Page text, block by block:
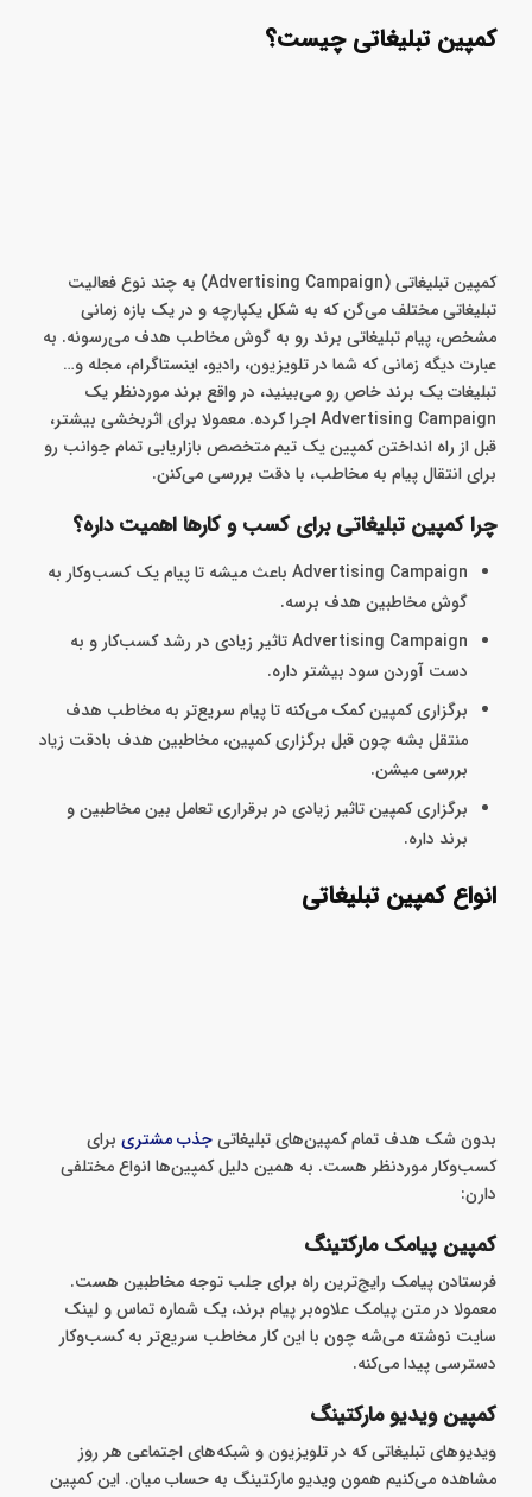
کمپین تبلیغاتی چیست؟
کمپین تبلیغاتی (Advertising Campaign) به چند نوع فعالیت
تبلیغاتی مختلف می‌گن که به شکل یکپارچه و در یک بازه زمانی
مشخص، پیام تبلیغاتی برند رو به گوش مخاطب هدف می‌رسونه. به
عبارت دیگه زمانی که شما در تلویزیون، رادیو، اینستاگرام، مجله و…
تبلیغات یک برند خاص رو می‌بینید، در واقع برند مورد‌نظر یک
Advertising Campaign اجرا کرده. معمولا برای اثر‌بخشی بیشتر،
قبل از راه انداختن کمپین یک تیم متخصص بازاریابی تمام جوانب رو
برای انتقال پیام به مخاطب، با دقت بررسی می‌کنن.
چرا کمپین تبلیغاتی برای کسب و کارها اهمیت داره؟
Advertising Campaign باعث میشه تا پیام یک کسب‌وکار به
گوش مخاطبین هدف برسه.
Advertising Campaign تاثیر زیادی در رشد کسب‌کار و به
دست آوردن سود بیشتر داره.
برگزاری کمپین کمک می‌کنه تا پیام سریع‌تر به مخاطب هدف
منتقل بشه چون قبل برگزاری کمپین، مخاطبین هدف با‌دقت زیاد
بررسی میشن.
برگزاری کمپین تاثیر زیادی در برقراری تعامل بین مخاطبین و
برند داره.
انواع کمپین تبلیغاتی
بدون شک هدف تمام کمپین‌های تبلیغاتی
دارن:
کمپین پیامک مارکتینگ
فرستادن پیامک رایج‌ترین راه برای جلب توجه مخاطبین هست.
معمولا در متن پیامک علاوه‌بر پیام برند، یک شماره تماس و لینک
دسترسی پیدا می‌کنه.
کمپین ویدیو مارکتینگ